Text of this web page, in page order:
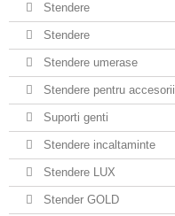
Stendere
Stendere
Stendere umerase
Stendere pentru accesorii
Suporti genti
Stendere incaltaminte
Stendere LUX
Stender GOLD